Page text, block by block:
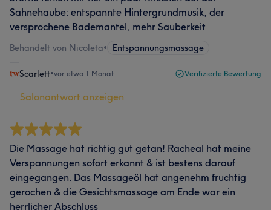
Sahnehaube: entspannte Hintergrundmusik, der
versprochene Bademantel, mehr Sauberkeit
Behandelt von Nicoleta• Entspannungsmassage
Scarlett•vor etwa 1 Monat Verifizierte Bewertung
Salonantwort anzeigen
Die Massage hat richtig gut getan! Racheal hat meine
Verspannungen sofort erkannt & ist bestens darauf
eingegangen. Das Massageöl hat angenehm fruchtig
gerochen & die Gesichtsmassage am Ende war ein
herrlicher Abschluss